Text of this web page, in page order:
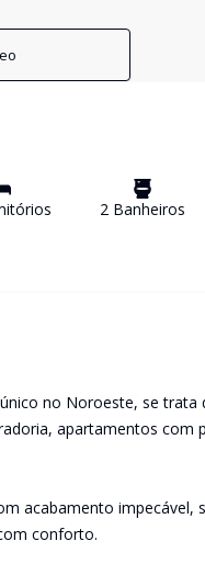
s 2 Banheiros
no Noroeste, se
apartamentos com
acabamento impecável,
conforto.